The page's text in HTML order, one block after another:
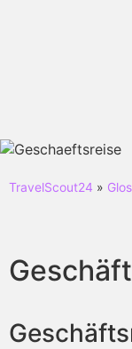
TravelScout24 »